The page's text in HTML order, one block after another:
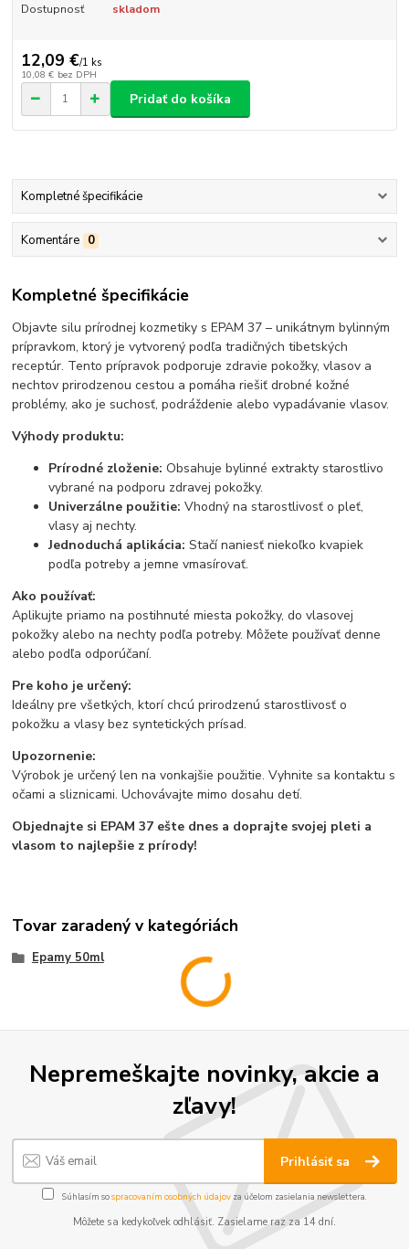
Dostupnosť skladom
12,09 €/1 ks
10,08 € bez DPH
Pridať do košíka
Kompletné špecifikácie
Komentáre 0
Kompletné špecifikácie
Objavte silu prírodnej kozmetiky s EPAM 37 – unikátnym bylinným
prípravkom, ktorý je vytvorený podľa tradičných tibetských
receptúr. Tento prípravok podporuje zdravie pokožky, vlasov a
nechtov prirodzenou cestou a pomáha riešiť drobné kožné
problémy, ako je suchosť, podráždenie alebo vypadávanie vlasov.
Výhody produktu:
Prírodné zloženie: Obsahuje bylinné extrakty starostlivo
vybrané na podporu zdravej pokožky.
Univerzálne použitie: Vhodný na starostlivosť o pleť,
vlasy aj nechty.
Jednoduchá aplikácia: Stačí naniesť niekoľko kvapiek
podľa potreby a jemne vmasírovať.
Ako používať:
Aplikujte priamo na postihnuté miesta pokožky, do vlasovej
pokožky alebo na nechty podľa potreby. Môžete používať denne
alebo podľa odporúčaní.
Pre koho je určený:
Ideálny pre všetkých, ktorí chcú prirodzenú starostlivosť o
pokožku a vlasy bez syntetických prísad.
Upozornenie:
Výrobok je určený len na vonkajšie použitie. Vyhnite sa kontaktu s
očami a sliznicami. Uchovávajte mimo dosahu detí.
Objednajte si EPAM 37 ešte dnes a doprajte svojej pleti a
vlasom to najlepšie z prírody!
Tovar zaradený v kategóriách
Epamy 50ml
Nepremeškajte novinky, akcie a
zľavy!
Prihlásiť sa
Súhlasím sospracovaním osobných údajov za účelom zasielania newslettera.
Môžete sa kedykoľvek odhlásiť. Zasielame raz za 14 dní.